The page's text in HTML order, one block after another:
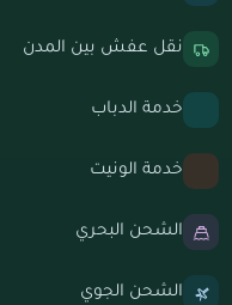
نقل عفش بين المدن
خدمة الدباب
خدمة الونيت
الشحن البحري
الشحن الجوي